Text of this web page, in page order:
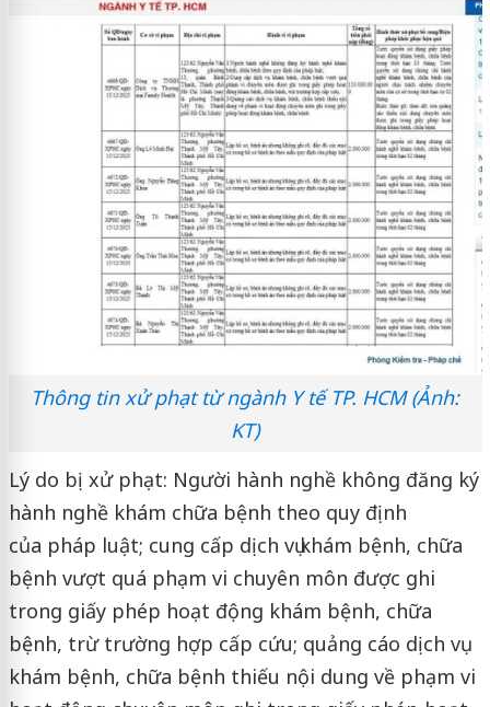
Thông tin xử phạt từ ngành Y tế TP. HCM (Ảnh:
KT)
Lý do bị xử phạt: Người hành nghề không đăng ký
hành nghề khám chữa bệnh theo quy định
của pháp luật; cung cấp dịch vụ khám bệnh, chữa
bệnh vượt quá phạm vi chuyên môn được ghi
trong giấy phép hoạt động khám bệnh, chữa
bệnh, trừ trường hợp cấp cứu; quảng cáo dịch vụ
khám bệnh, chữa bệnh thiếu nội dung về phạm vi